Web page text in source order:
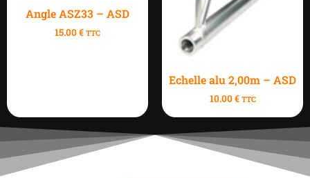
Angle ASZ33 – ASD
15.00€ TTC
Echelle alu 2,00m – ASD
10.00€ TTC